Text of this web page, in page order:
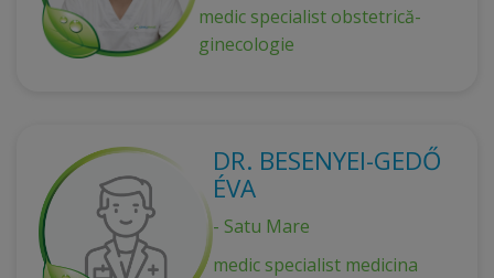
medic specialist obstetrică-
ginecologie
DR. BESENYEI-GEDŐ
ÉVA
- Satu Mare
medic specialist medicina